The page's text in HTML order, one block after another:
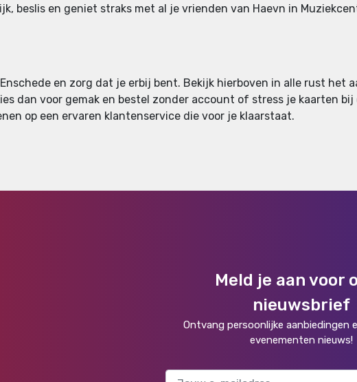
beslis en geniet straks met al je vrienden van Haevn in
en zorg dat je erbij bent. Bekijk hierboven in alle rust het
dan voor gemak en bestel zonder account of stress je kaarten
op een ervaren klantenservice die voor je klaarstaat.
Meld je aan voor
nieuwsbrief
Ontvang persoonlijke aanbiedingen
evenementen nieuws!